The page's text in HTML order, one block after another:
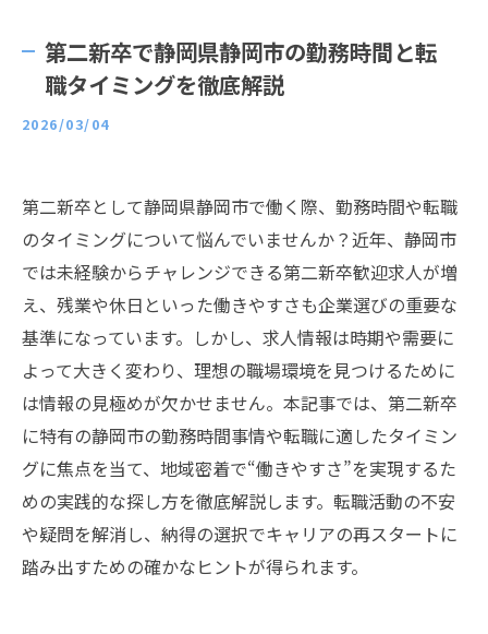
第二新卒で静岡県静岡市の勤務時間と転
職タイミングを徹底解説
2026/03/04
第二新卒として静岡県静岡市で働く際、勤務時間や転職
のタイミングについて悩んでいませんか？近年、静岡市
では未経験からチャレンジできる第二新卒歓迎求人が増
え、残業や休日といった働きやすさも企業選びの重要な
基準になっています。しかし、求人情報は時期や需要に
よって大きく変わり、理想の職場環境を見つけるために
は情報の見極めが欠かせません。本記事では、第二新卒
に特有の静岡市の勤務時間事情や転職に適したタイミン
グに焦点を当て、地域密着で“働きやすさ”を実現するた
めの実践的な探し方を徹底解説します。転職活動の不安
や疑問を解消し、納得の選択でキャリアの再スタートに
踏み出すための確かなヒントが得られます。